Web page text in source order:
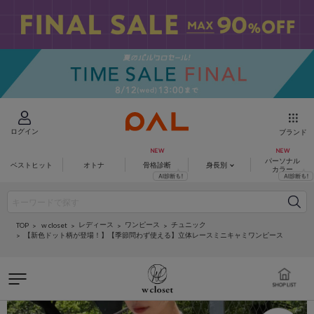
ログイン ブランド
ベストヒット オトナ 骨格診断 身長別
パーソナル
カラー
TOP w closet レディース ワンピース
チュニック
【新色ドット柄が登場！】【季節問わず使える】立体レースミニキャミワンピース